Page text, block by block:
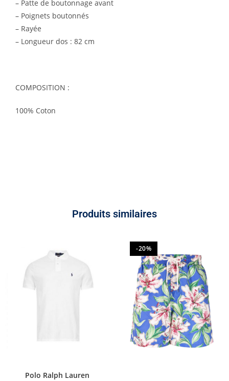
– Patte de boutonnage avant
– Poignets boutonnés
– Rayée
– Longueur dos : 82 cm
COMPOSITION :
100% Coton
Produits similaires
Polo Ralph Lauren
-20%